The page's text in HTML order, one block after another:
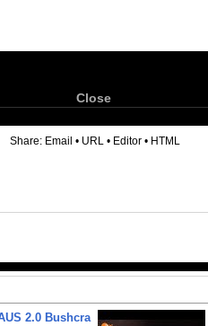
Close
Share: Email • URL • Editor • HTML
2.0 Bushcra